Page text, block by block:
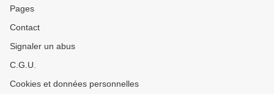
Pages
Contact
Signaler un abus
C.G.U.
Cookies et données personnelles